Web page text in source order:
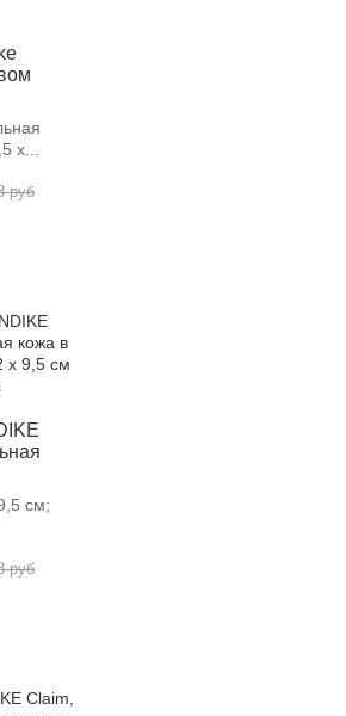
х...
руб
см;
руб